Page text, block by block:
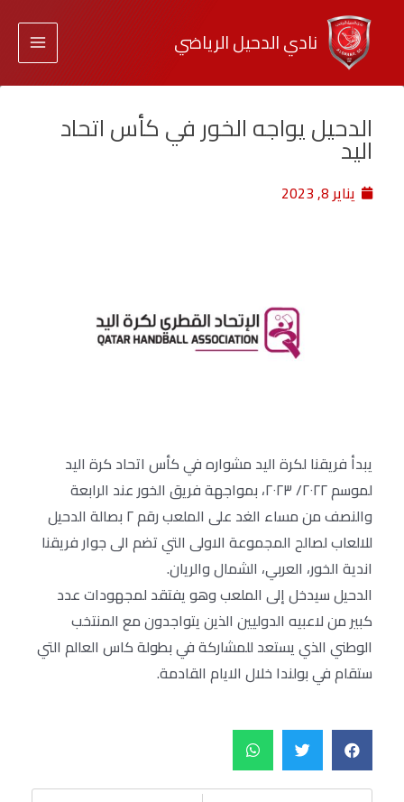
نادي الدحيل الرياضي
الدحيل يواجه الخور في كأس اتحاد
اليد
يناير 8, 2023
يبدأ فريقنا لكرة اليد مشواره في كأس اتحاد كرة اليد
لموسم ٢٠٢٢/ ٢٠٢٣، بمواجهة فريق الخور عند الرابعة
والنصف من مساء الغد على الملعب رقم ٢ بصالة الدحيل
للالعاب لصالح المجموعة الاولى التي تضم الى جوار فريقنا
اندية الخور، العربي، الشمال والريان.
الدحيل سيدخل إلى الملعب وهو يفتقد لمجهودات عدد
كبير من لاعبيه الدوليين الذين يتواجدون مع المنتخب
الوطني الذي يستعد للمشاركة في بطولة كاس العالم التي
ستقام في بولندا خلال الايام القادمة.